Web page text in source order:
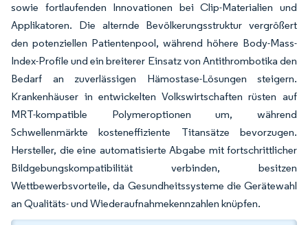
sowie fortlaufenden Innovationen bei Clip-Materialien und
Applikatoren. Die alternde Bevölkerungsstruktur vergrößert
den potenziellen Patientenpool, während höhere Body-Mass-
Index-Profile und ein breiterer Einsatz von Antithrombotika den
Bedarf an zuverlässigen Hämostase-Lösungen steigern.
Krankenhäuser in entwickelten Volkswirtschaften rüsten auf
MRT-kompatible Polymeroptionen um, während
Schwellenmärkte kosteneffiziente Titansätze bevorzugen.
Hersteller, die eine automatisierte Abgabe mit fortschrittlicher
Bildgebungskompatibilität verbinden, besitzen
Wettbewerbsvorteile, da Gesundheitssysteme die Gerätewahl
an Qualitäts- und Wiederaufnahmekennzahlen knüpfen.